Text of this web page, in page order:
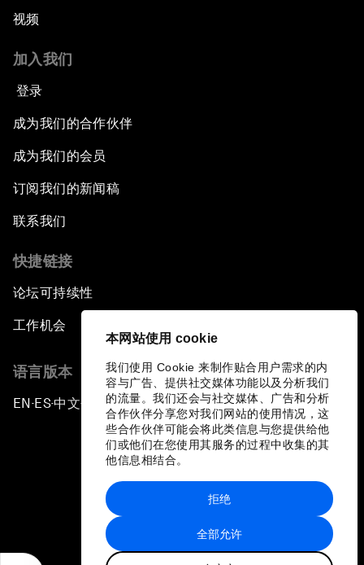
本网站使用 cookie
我们使用 Cookie 来制作贴合用户需求的内
容与广告、提供社交媒体功能以及分析我们
的流量。我们还会与社交媒体、广告和分析
合作伙伴分享您对我们网站的使用情况，这
些合作伙伴可能会将此类信息与您提供给他
们或他们在您使用其服务的过程中收集的其
他信息相结合。
全部允许
拒绝
视频
加入我们
登录
成为我们的合作伙伴
成为我们的会员
订阅我们的新闻稿
联系我们
快捷链接
论坛可持续性
工作机会
语言版本
EN ▪ ES▪中文▪ 日本語
站点地图